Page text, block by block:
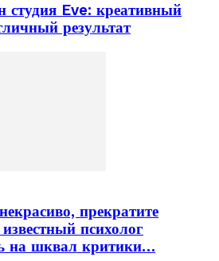
студия Eve: креативный
результат
прекратите
психолог
на шквал критики…